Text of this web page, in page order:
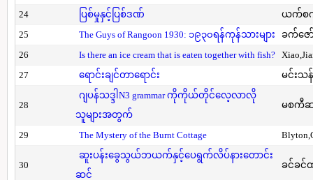
24
ပြစ်မှုနှင့်ပြစ်ဒဏ်
ယက်စကီ
25
The Guys of Rangoon 1930: ၁၉၃၀ရန်ကုန်သားများ
ခက်ဇေ
26
Is there an ice cream that is eaten together with fish?
27
ရောင်းချင်တာရောင်း မင်းသ
28
ဂျပန်သဒ္ဒါN3 grammar ကိုကိုယ်တိုင်လေ့လာလို
သူများအတွက်
မစကီ
29 The Mystery of the Burnt Cottage
30
ဆူးပန်းခွေသွယ်ဘယက်နှင့်ပေရွက်လိပ်နားတောင်း
ဆင်
ခင်ခင်